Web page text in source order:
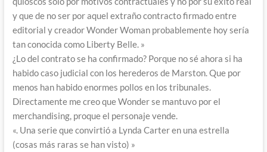
y que de no ser por aquel extraño contracto firmado entre
editorial y creador Wonder Woman probablemente hoy sería
tan conocida como Liberty Belle. »
¿Lo del contrato se ha confirmado? Porque no sé ahora si ha
habido caso judicial con los herederos de Marston. Que por
menos han habido enormes pollos en los tribunales.
Directamente me creo que Wonder se mantuvo por el
merchandising, proque el personaje vende.
«. Una serie que convirtió a Lynda Carter en una estrella
(cosas más raras se han visto) »